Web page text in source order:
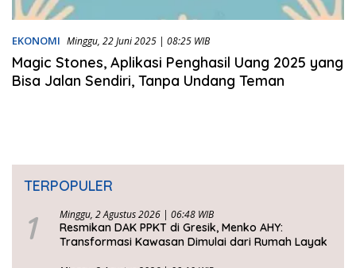
EKONOMI Minggu, 22 Juni 2025 | 08:25 WIB
Magic Stones, Aplikasi Penghasil Uang 2025 yang
Bisa Jalan Sendiri, Tanpa Undang Teman
TERPOPULER
1 Minggu, 2 Agustus 2026 | 06:48 WIB
Resmikan DAK PPKT di Gresik, Menko AHY:
Transformasi Kawasan Dimulai dari Rumah Layak